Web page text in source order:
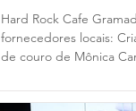
Cafe Gramado
Hard Rock Cafe
fornecedores locais:
de couro de Mônica